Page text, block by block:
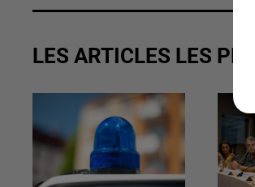
LES ARTICLES LES